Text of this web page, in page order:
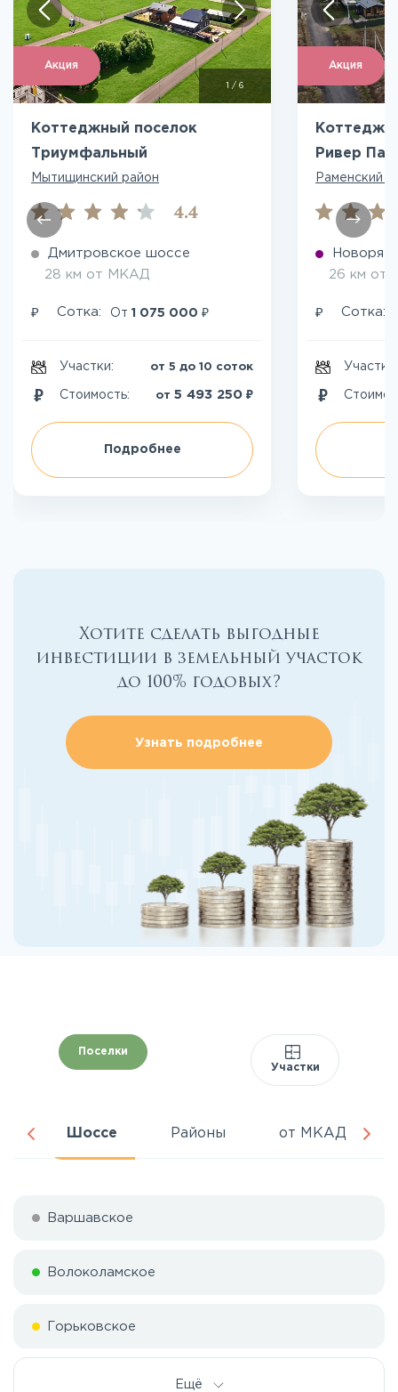
Акция
1 / 6
Коттеджный поселок
Триумфальный
Мытищинский район
4.4
Дмитровское шоссе
28 км от МКАД
₽ Сотка: От 1 075 000 ₽
Участки: от 5 до 10 соток
Стоимость: от 5 493 250 ₽
Подробнее
Акция
Ривер
Раменский
26 км от
₽ Сотка:
Участки:
Хотите сделать выгодные
инвестиции в земельный участок
до 100% годовых?
Узнать подробнее
Поселки
Участки
Шоссе Районы от МКАД
Варшавское
Волоколамское
Горьковское
Ещё